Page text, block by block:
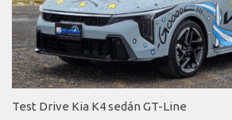
Test Drive Kia K4 sedán GT-Line